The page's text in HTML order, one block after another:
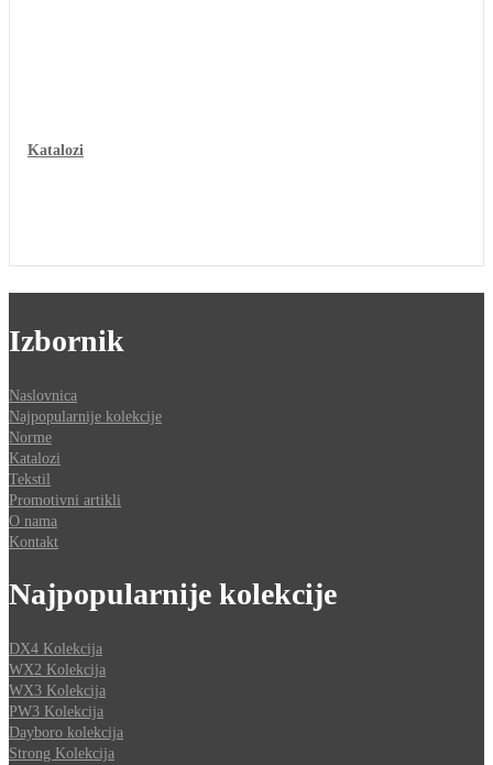
Katalozi
Izbornik
Naslovnica
Najpopularnije kolekcije
Norme
Katalozi
Tekstil
Promotivni artikli
O nama
Kontakt
Najpopularnije kolekcije
DX4 Kolekcija
WX2 Kolekcija
WX3 Kolekcija
PW3 Kolekcija
Dayboro kolekcija
Strong Kolekcija